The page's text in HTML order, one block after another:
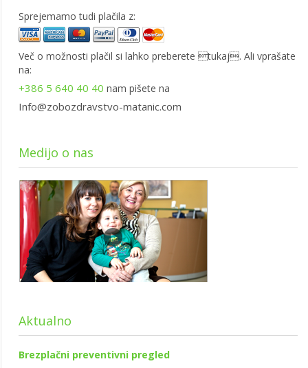
Sprejemamo tudi plačila z:
Več o možnosti plačil si lahko preberete tukaj. Ali vprašate
na:
+386 5 640 40 40 nam pišete na
Info@zobozdravstvo-matanic.com
Medijo o nas
Aktualno
Brezplačni preventivni pregled